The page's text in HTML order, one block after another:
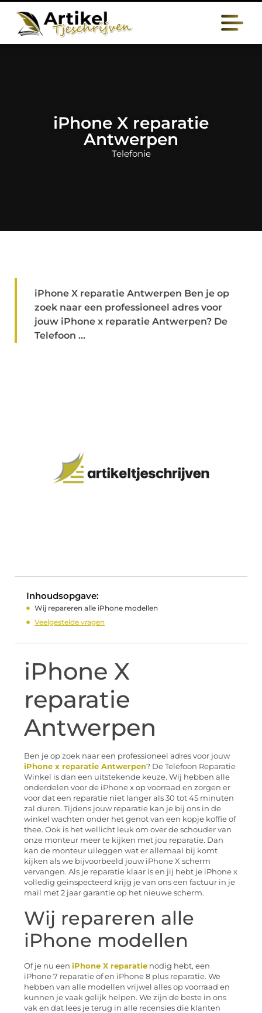
iPhone X reparatie
Antwerpen
Telefonie
iPhone X reparatie Antwerpen Ben je op
zoek naar een professioneel adres voor
jouw iPhone x reparatie Antwerpen? De
Telefoon ...
Inhoudsopgave:
Wij repareren alle iPhone modellen
Veelgestelde vragen
iPhone X
reparatie
Antwerpen
Ben je op zoek naar een professioneel adres voor jouw
iPhone x reparatie Antwerpen? De Telefoon Reparatie
Winkel is dan een uitstekende keuze. Wij hebben alle
onderdelen voor de iPhone x op voorraad en zorgen er
voor dat een reparatie niet langer als 30 tot 45 minuten
zal duren. Tijdens jouw reparatie kan je bij ons in de
winkel wachten onder het genot van een kopje koffie of
thee. Ook is het wellicht leuk om over de schouder van
onze monteur meer te kijken met jou reparatie. Dan
kan de monteur uileggen wat er allemaal bij komt
kijken als we bijvoorbeeld jouw iPhone X scherm
vervangen. Als je reparatie klaar is en jij hebt je iPhone x
volledig geinspecteerd krijg je van ons een factuur in je
mail met 2 jaar garantie op het nieuwe scherm.
Wij repareren alle
iPhone modellen
Of je nu een iPhone X reparatie nodig hebt, een
iPhone 7 reparatie of en iPhone 8 plus reparatie. We
hebben van alle modellen vrijwel alles op voorraad en
kunnen je vaak gelijk helpen. We zijn de beste in ons
vak en dat lees je terug in alle recensies die klanten